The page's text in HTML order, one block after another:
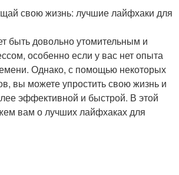
свою жизнь: лучшие лайфхаки для
быть довольно утомительным и
особенно если у вас нет опыта
Однако, с помощью некоторых
вы можете упростить свою жизнь и
эффективной и быстрой. В этой
вам о лучших лайфхаках для